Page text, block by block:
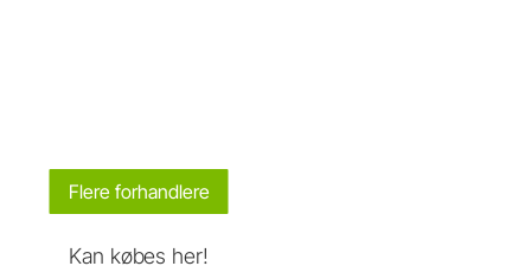
Flere forhandlere
Kan købes her!